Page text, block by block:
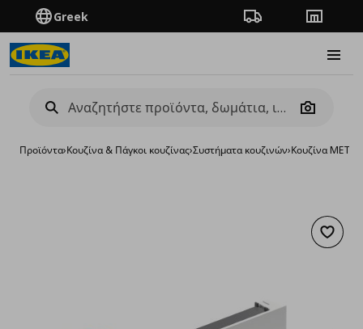
Greek Πορεία παραγγελίας
Camera
Προϊόντα›Κουζίνα & Πάγκοι κουζίνας›Συστήματα κουζινών›Κουζίνα